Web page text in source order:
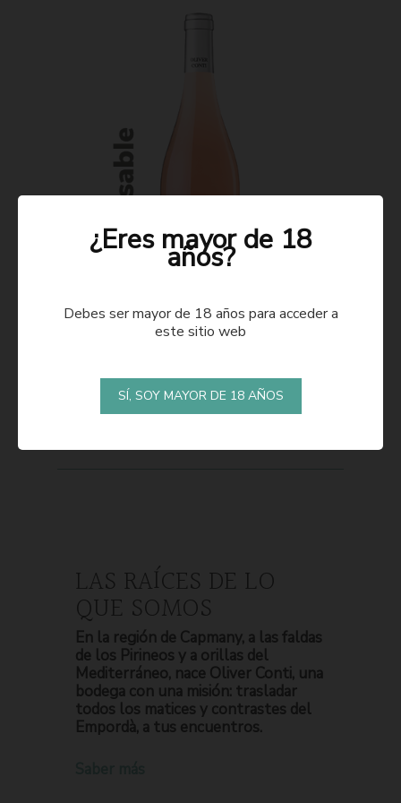
LAS RAÍCES DE LO
QUE SOMOS
En la región de Capmany, a las faldas
de los Pirineos y a orillas del
Mediterráneo, nace Oliver Conti, una
bodega con una misión: trasladar
todos los matices y contrastes del
Empordà, a tus encuentros.
¿Eres mayor de 18
años?
Debes ser mayor de 18 años para acceder a
este sitio web
SÍ, SOY MAYOR DE 18 AÑOS